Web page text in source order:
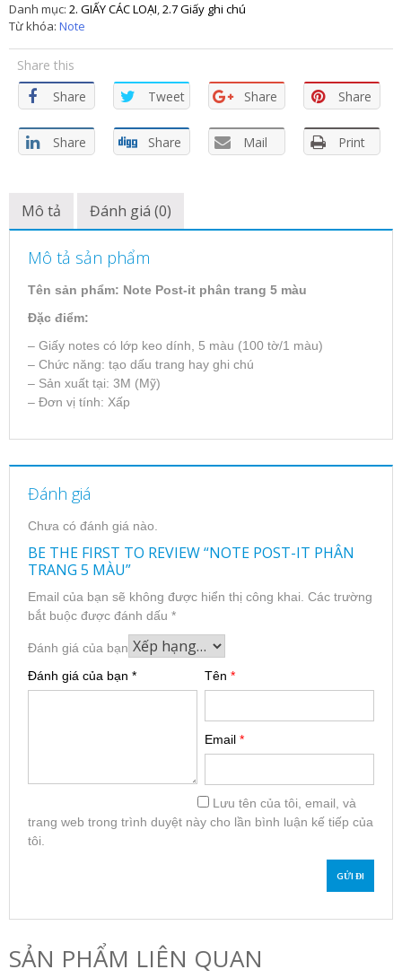
Danh mục: 2. GIẤY CÁC LOẠI,2.7 Giấy ghi chú
Từ khóa: Note
Share this
Share
Tweet Share Share
Share Share Mail Print
Mô tả Đánh giá (0)
Mô tả sản phẩm
Tên sản phẩm: Note Post-it phân trang 5 màu
Đặc điểm:
– Giấy notes có lớp keo dính, 5 màu (100 tờ/1 màu)
– Chức năng: tạo dấu trang hay ghi chú
– Sản xuất tại: 3M (Mỹ)
– Đơn vị tính: Xấp
Đánh giá
Chưa có đánh giá nào.
BE THE FIRST TO REVIEW “NOTE POST-IT PHÂN
TRANG 5 MÀU”
Email của bạn sẽ không được hiển thị công khai. Các trường
bắt buộc được đánh dấu *
Đánh giá của bạn
Đánh giá của bạn * Tên *
Email *
Lưu tên của tôi, email, và
trang web trong trình duyệt này cho lần bình luận kế tiếp của
tôi.
SẢN PHẨM LIÊN QUAN